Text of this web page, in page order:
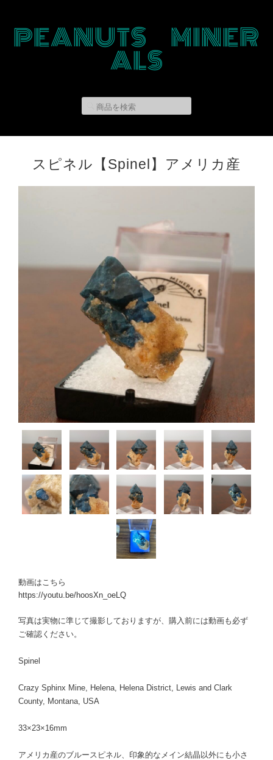
PEANUTS MINER
ALS
スピネル【Spinel】アメリカ産
動画はこちら
https://youtu.be/hoosXn_oeLQ
写真は実物に準じて撮影しておりますが、購入前には動画も必ず
ご確認ください。
Spinel
Crazy Sphinx Mine, Helena, Helena District, Lewis and Clark
County, Montana, USA
33×23×16mm
アメリカ産のブルースピネル、印象的なメイン結晶以外にも小さ